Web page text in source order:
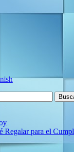
Regalar para el